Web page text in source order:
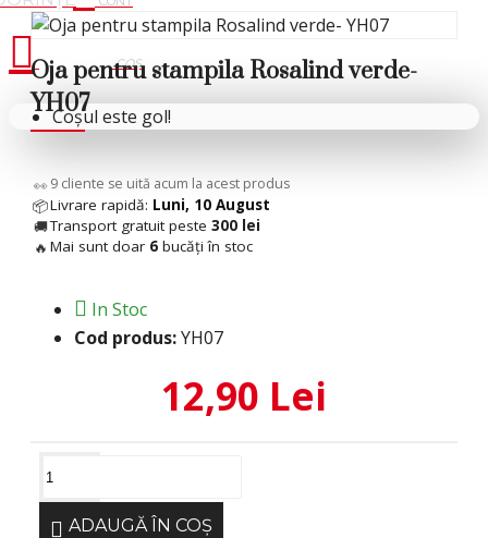
Cosul tau
Coșul este gol!
Oja pentru stampila Rosalind verde-
YH07
👀 9 cliente se uită acum la acest produs
📦Livrare rapidă: Luni, 10 August
🚚Transport gratuit peste 300 lei
🔥 Mai sunt doar 6 bucăți în stoc
In Stoc
Cod produs:YH07
12,90 Lei
ADAUGĂ ÎN COŞ